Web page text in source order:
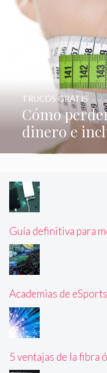
Cómo
dinero e
TRUCOS GRATIS
Guía definitiva para
Academias de
5 ventajas de la fibra